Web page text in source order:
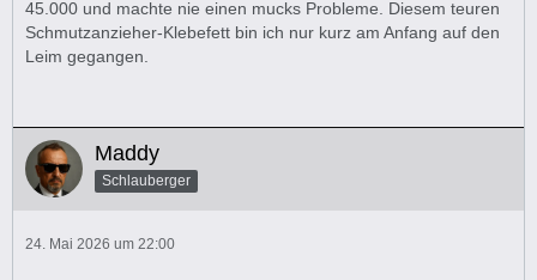
45.000 und machte nie einen mucks Probleme. Diesem teuren
Schmutzanzieher-Klebefett bin ich nur kurz am Anfang auf den
Leim gegangen.
Maddy
Schlauberger
24. Mai 2026 um 22:00